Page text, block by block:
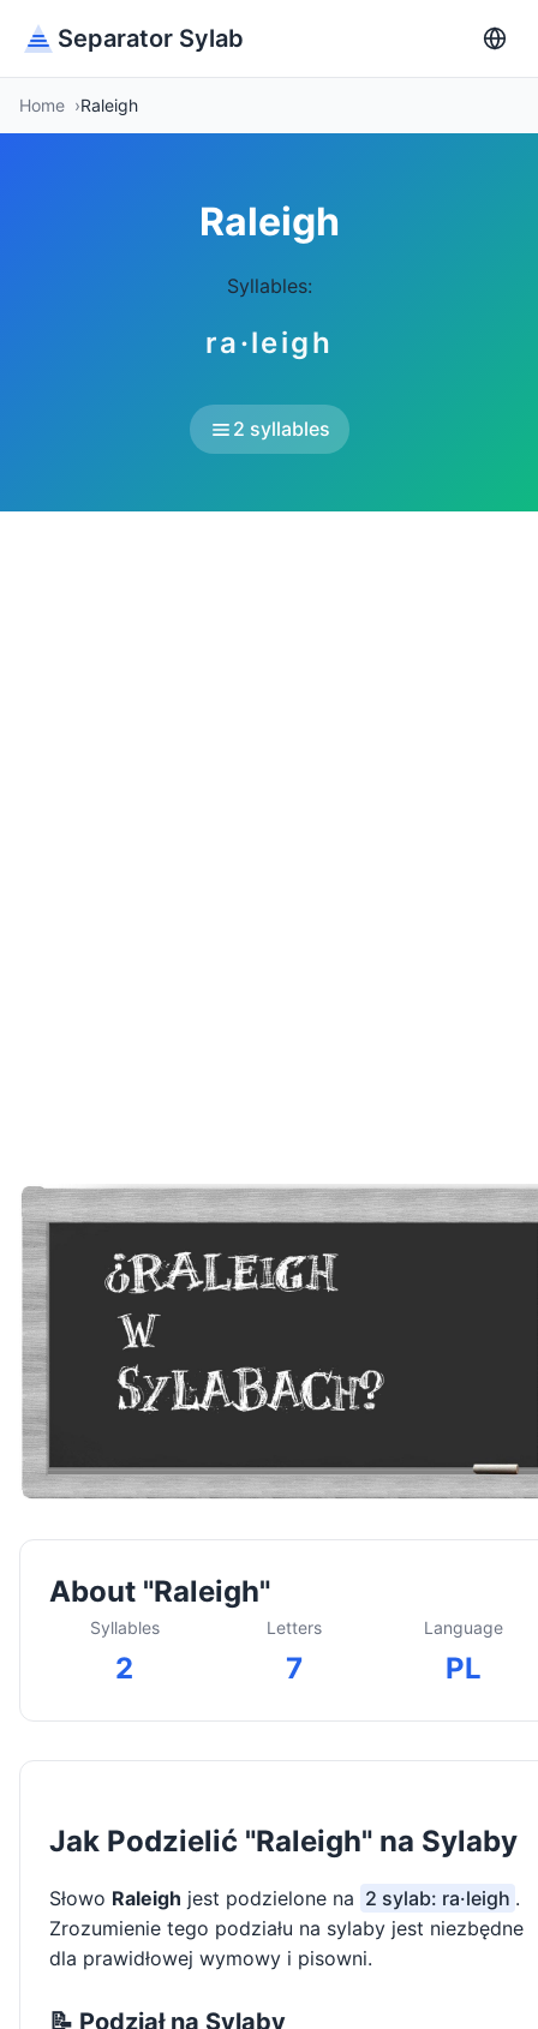
Separator Sylab
Home Raleigh
Raleigh
Syllables:
ra·leigh
2 syllables
About "Raleigh"
Syllables
2
Letters
7
Language
PL
Jak Podzielić "Raleigh" na Sylaby
Słowo Raleigh jest podzielone na 2 sylab: ra·leigh .
Zrozumienie tego podziału na sylaby jest niezbędne
dla prawidłowej wymowy i pisowni.
📝 Podział na Sylaby